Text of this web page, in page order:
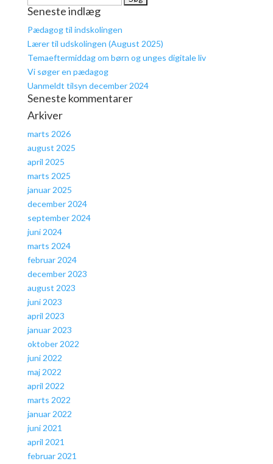
efter:
Seneste indlæg
Pædagog til indskolingen
Lærer til udskolingen (August 2025)
Temaeftermiddag om børn og unges digitale liv
Vi søger en pædagog
Uanmeldt tilsyn december 2024
Seneste kommentarer
Arkiver
marts 2026
august 2025
april 2025
marts 2025
januar 2025
december 2024
september 2024
juni 2024
marts 2024
februar 2024
december 2023
august 2023
juni 2023
april 2023
januar 2023
oktober 2022
juni 2022
maj 2022
april 2022
marts 2022
januar 2022
juni 2021
april 2021
februar 2021